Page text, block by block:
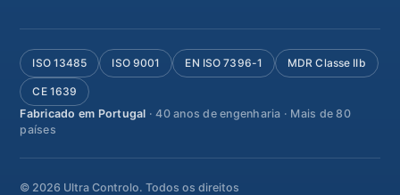
ISO 13485 ISO 9001 EN ISO 7396-1 MDR Classe IIb
CE 1639
Fabricado em Portugal · 40 anos de engenharia · Mais de 80
países
© 2026 Ultra Controlo. Todos os direitos